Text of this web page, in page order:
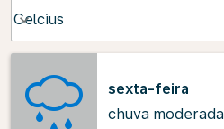
Celcius
keyboard_arrow_down
sexta-feira
chuva moderada